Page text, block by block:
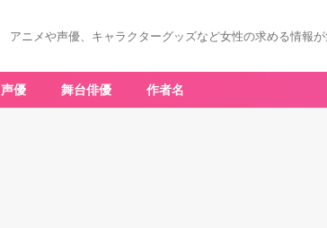
アニメや声優、キャラクターグッズなど女性の求める情報
声優 舞台俳優 作者名